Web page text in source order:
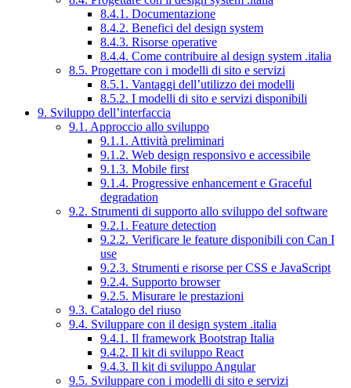
8.4.1. Documentazione
8.4.2. Benefici del design system
8.4.3. Risorse operative
8.4.4. Come contribuire al design system .italia
8.5. Progettare con i modelli di sito e servizi
8.5.1. Vantaggi dell’utilizzo dei modelli
8.5.2. I modelli di sito e servizi disponibili
9. Sviluppo dell’interfaccia
9.1. Approccio allo sviluppo
9.1.1. Attività preliminari
9.1.2. Web design responsivo e accessibile
9.1.3. Mobile first
9.1.4. Progressive enhancement e Graceful
degradation
9.2. Strumenti di supporto allo sviluppo del software
9.2.1. Feature detection
9.2.2. Verificare le feature disponibili con Can I
use
9.2.3. Strumenti e risorse per CSS e JavaScript
9.2.4. Supporto browser
9.2.5. Misurare le prestazioni
9.3. Catalogo del riuso
9.4. Sviluppare con il design system .italia
9.4.1. Il framework Bootstrap Italia
9.4.2. Il kit di sviluppo React
9.4.3. Il kit di sviluppo Angular
9.5. Sviluppare con i modelli di sito e servizi